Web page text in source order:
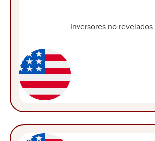
Inversores no revelados